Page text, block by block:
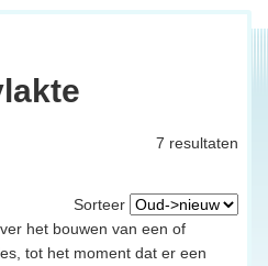
7 resultaten
Sorteer
het bouwen van een of
tot het moment dat er een